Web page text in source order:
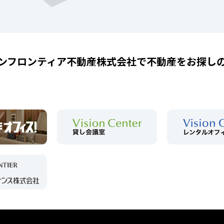
フロンティア不動産株式会社で不動産をお探し